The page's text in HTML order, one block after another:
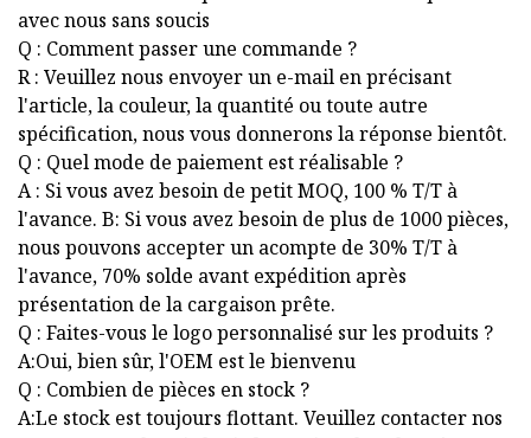
avec nous sans soucis
Q : Comment passer une commande ?
R : Veuillez nous envoyer un e-mail en précisant
l'article, la couleur, la quantité ou toute autre
spécification, nous vous donnerons la réponse bientôt.
Q : Quel mode de paiement est réalisable ?
A : Si vous avez besoin de petit MOQ, 100 % T/T à
l'avance. B: Si vous avez besoin de plus de 1000 pièces,
nous pouvons accepter un acompte de 30% T/T à
l'avance, 70% solde avant expédition après
présentation de la cargaison prête.
Q : Faites-vous le logo personnalisé sur les produits ?
A:Oui, bien sûr, l'OEM est le bienvenu
Q : Combien de pièces en stock ?
A:Le stock est toujours flottant. Veuillez contacter nos